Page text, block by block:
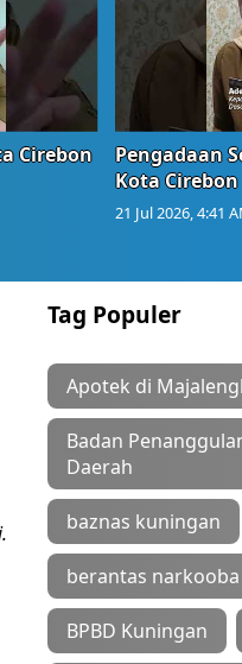
Cirebon
Pengadaan
Kota Cirebon
21 Jul 2026, 4:41
Tag Populer
Apotek di
Badan
Daerah
baznas kuningan
berantas narkooba
BPBD Kuningan